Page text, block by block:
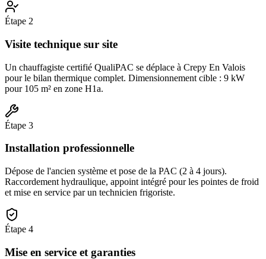
Étape 2
Visite technique sur site
Un chauffagiste certifié QualiPAC se déplace à Crepy En Valois
pour le bilan thermique complet. Dimensionnement cible : 9 kW
pour 105 m² en zone H1a.
Étape 3
Installation professionnelle
Dépose de l'ancien système et pose de la PAC (2 à 4 jours).
Raccordement hydraulique, appoint intégré pour les pointes de froid
et mise en service par un technicien frigoriste.
Étape 4
Mise en service et garanties